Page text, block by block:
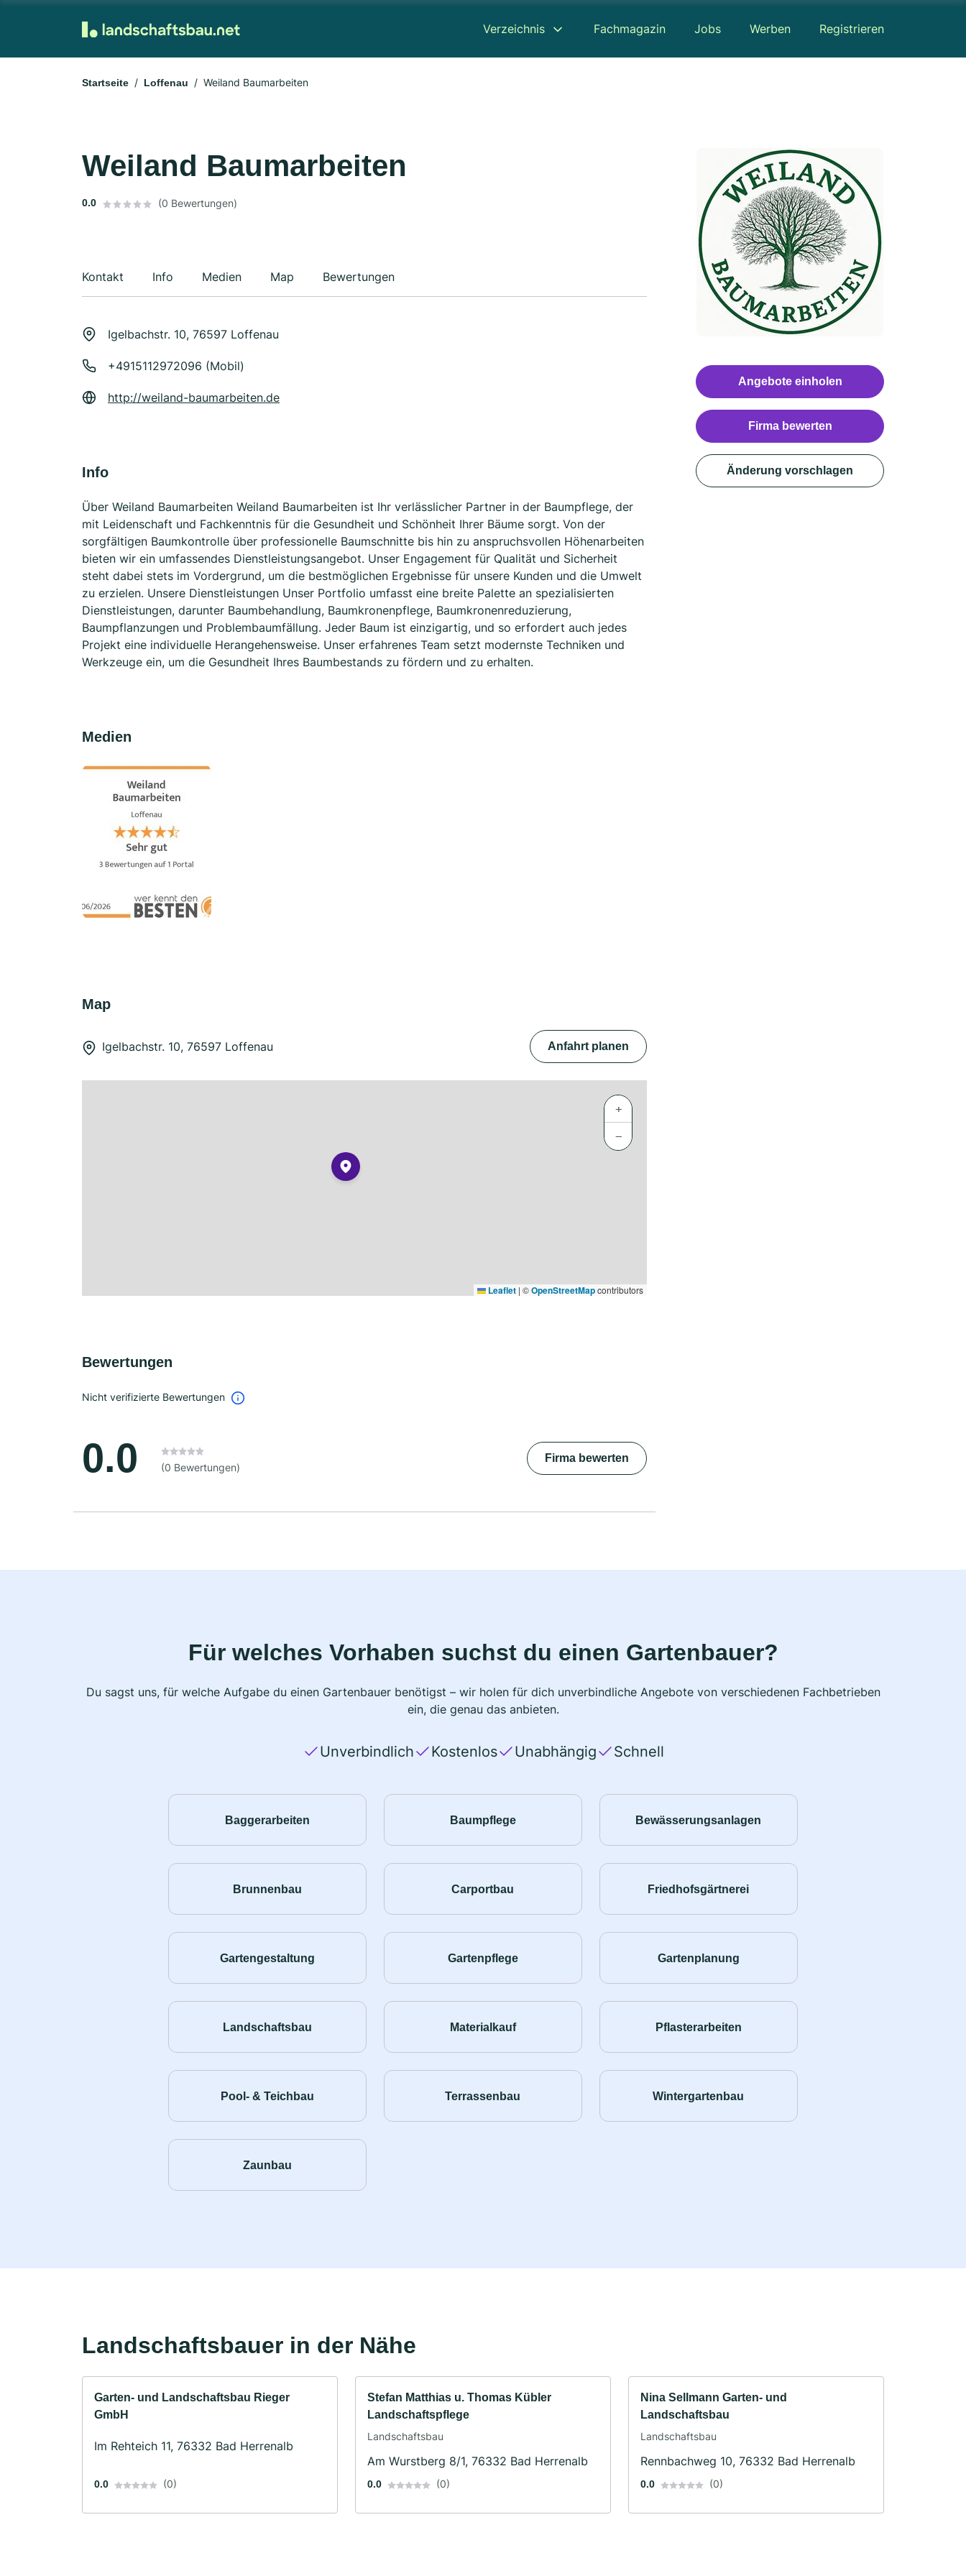
Verzeichnis Fachmagazin Jobs Werben Registrieren
Startseite Loffenau Weiland Baumarbeiten
Weiland Baumarbeiten
0.0 (0 Bewertungen)
Kontakt Info Medien Map Bewertungen
Igelbachstr. 10, 76597 Loffenau
+4915112972096 (Mobil)
http://weiland-baumarbeiten.de
Info
Über Weiland Baumarbeiten Weiland Baumarbeiten ist Ihr verlässlicher Partner in der Baumpflege, der
mit Leidenschaft und Fachkenntnis für die Gesundheit und Schönheit Ihrer Bäume sorgt. Von der
sorgfältigen Baumkontrolle über professionelle Baumschnitte bis hin zu anspruchsvollen Höhenarbeiten
bieten wir ein umfassendes Dienstleistungsangebot. Unser Engagement für Qualität und Sicherheit
steht dabei stets im Vordergrund, um die bestmöglichen Ergebnisse für unsere Kunden und die Umwelt
zu erzielen. Unsere Dienstleistungen Unser Portfolio umfasst eine breite Palette an spezialisierten
Dienstleistungen, darunter Baumbehandlung, Baumkronenpflege, Baumkronenreduzierung,
Baumpflanzungen und Problembaumfällung. Jeder Baum ist einzigartig, und so erfordert auch jedes
Projekt eine individuelle Herangehensweise. Unser erfahrenes Team setzt modernste Techniken und
Werkzeuge ein, um die Gesundheit Ihres Baumbestands zu fördern und zu erhalten.
Medien
Map
Igelbachstr. 10, 76597 Loffenau Anfahrt planen
+
−
Leaflet | ©OpenStreetMapcontributors
Bewertungen
Nicht verifizierte Bewertungen
0.0 (0 Bewertungen)
Firma bewerten
Angebote einholen
Firma bewerten
Änderung vorschlagen
Für welches Vorhaben suchst du einen Gartenbauer?
Du sagst uns, für welche Aufgabe du einen Gartenbauer benötigst – wir holen für dich unverbindliche Angebote von verschiedenen Fachbetrieben
ein, die genau das anbieten.
Unverbindlich Kostenlos Unabhängig Schnell
Baggerarbeiten Baumpflege Bewässerungsanlagen
Brunnenbau Carportbau Friedhofsgärtnerei
Gartengestaltung Gartenpflege Gartenplanung
Landschaftsbau Materialkauf Pflasterarbeiten
Pool- & Teichbau Terrassenbau Wintergartenbau
Zaunbau
Landschaftsbauer in der Nähe
Garten- und Landschaftsbau Rieger
GmbH
Im Rehteich 11, 76332 Bad Herrenalb
0.0 (0)
Stefan Matthias u. Thomas Kübler
Landschaftspflege
Landschaftsbau
Am Wurstberg 8/1, 76332 Bad Herrenalb
0.0 (0)
Nina Sellmann Garten- und
Landschaftsbau
Landschaftsbau
Rennbachweg 10, 76332 Bad Herrenalb
0.0 (0)